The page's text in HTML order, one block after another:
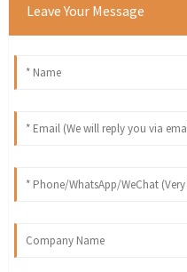
Leave Your Message